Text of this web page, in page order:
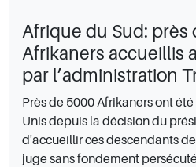
Afrique du Sud: près
Afrikaners accueillis
par l’administration
Près de 5000 Afrikaners ont
Unis depuis la décision du
d'accueillir ces descendants
juge sans fondement